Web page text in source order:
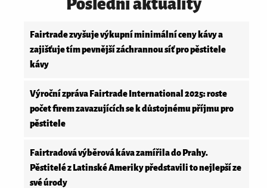
Poslední aktuality
Fairtrade zvyšuje výkupní minimální ceny kávy a
zajišťuje tím pevnější záchrannou síť pro pěstitele
kávy
Výroční zpráva Fairtrade International 2025: roste
počet firem zavazujících se k důstojnému příjmu pro
pěstitele
Fairtradová výběrová káva zamířila do Prahy.
Pěstitelé z Latinské Ameriky představili to nejlepší ze
své úrody